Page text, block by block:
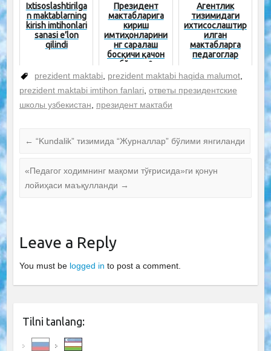
Ixtisoslashtirilga
n maktablarning
kirish imtihonlari
sanasi e’lon
qilindi
Президент
мактабларига
кириш
имтиҳонларини
нг саралаш
босқичи қачон
бўлади?
Агентлик
тизимидаги
ихтисослаштир
илган
мактабларга
педагоглар
prezident maktabi
prezident maktabi haqida malumot,
prezident maktabi imtihon fanlari ответы президентские
школы узбекистан
президент мактаби
← “Kundalik” тизимида “Журналлар” бўлими янгиланди
«Педагог ходимнинг мақоми тўғрисида»ги қонун
лойиҳаси маъқулланди →
Leave a Reply
You must be logged in to post a comment.
Tilni tanlang: